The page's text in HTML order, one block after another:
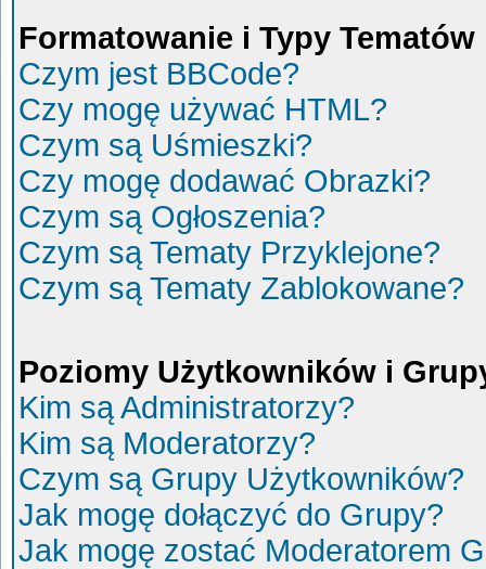
Formatowanie i Typy Tematów
Czym jest BBCode?
Czy mogę używać HTML?
Czym są Uśmieszki?
Czy mogę dodawać Obrazki?
Czym są Ogłoszenia?
Czym są Tematy Przyklejone?
Czym są Tematy Zablokowane?
Poziomy Użytkowników i
Kim są Administratorzy?
Kim są Moderatorzy?
Czym są Grupy Użytkowników?
Jak mogę dołączyć do Grupy?
Jak mogę zostać Moderatorem